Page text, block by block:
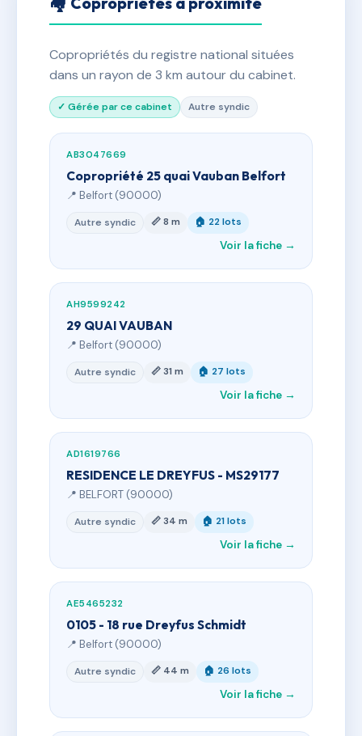
Copropriétés du registre national situées
dans un rayon de 3 km autour du cabinet.
✓ Gérée par ce cabinet Autre syndic
AB3047669
Copropriété 25 quai Vauban Belfort
📍 Belfort (90000)
Autre syndic 📏 8 m 🏠 22 lots
Voir la fiche →
AH9599242
29 QUAI VAUBAN
📍 Belfort (90000)
Autre syndic 📏 31 m 🏠 27 lots
Voir la fiche →
AD1619766
RESIDENCE LE DREYFUS - MS29177
📍 BELFORT (90000)
Autre syndic 📏 34 m 🏠 21 lots
Voir la fiche →
AE5465232
0105 - 18 rue Dreyfus Schmidt
📍 Belfort (90000)
Autre syndic 📏 44 m 🏠 26 lots
Voir la fiche →